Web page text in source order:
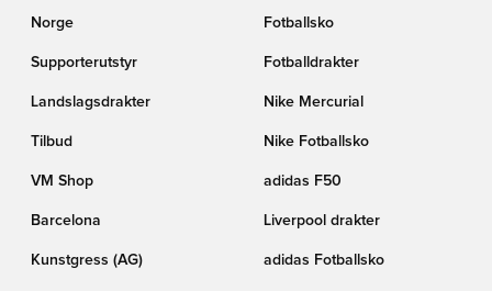
Norge Fotballsko
Supporterutstyr Fotballdrakter
Landslagsdrakter Nike Mercurial
Tilbud Nike Fotballsko
VM Shop adidas F50
Barcelona Liverpool drakter
Kunstgress (AG) adidas Fotballsko